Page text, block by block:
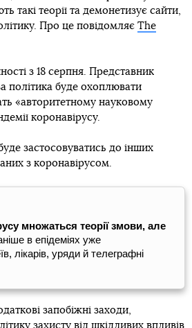
такі теорії та демонетизує сайти,
Про це повідомляє The
з 18 серпня. Представник
політика буде охоплювати
«авторитетному науковому
коронавірусу.
застосовуватись до інших
з коронавірусом.
множаться теорії змови, але
в епідеміях уже
лікарів, уряди й телеграфні
запобіжні заходи,
захисту від шкідливих впливів